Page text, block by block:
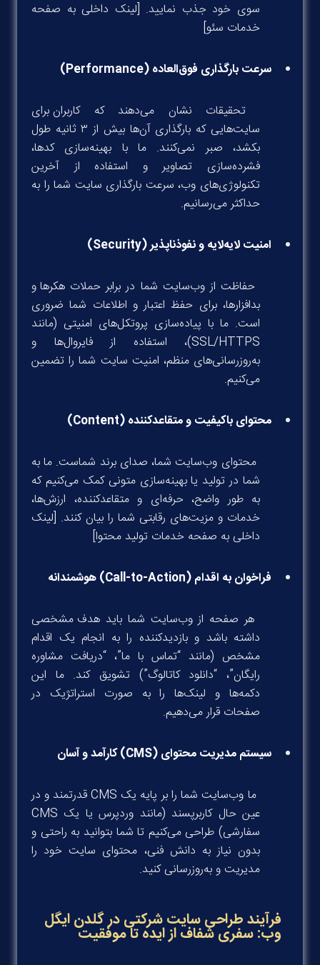
سوی خود جذب نمایید. [لینک داخلی به صفحه
خدمات سئو]
سرعت بارگذاری فوق‌العاده (Performance)
تحقیقات نشان می‌دهند که کاربران برای
سایت‌هایی که بارگذاری آن‌ها بیش از ۳ ثانیه طول
بکشد، صبر نمی‌کنند. ما با بهینه‌سازی کدها،
فشرده‌سازی تصاویر و استفاده از آخرین
تکنولوژی‌های وب، سرعت بارگذاری سایت شما را به
حداکثر می‌رسانیم.
امنیت لایه‌لایه و نفوذناپذیر (Security)
حفاظت از وب‌سایت شما در برابر حملات هکرها و
بدافزارها، برای حفظ اعتبار و اطلاعات شما ضروری
است. ما با پیاده‌سازی پروتکل‌های امنیتی (مانند
SSL/HTTPS)، استفاده از فایروال‌ها و
به‌روزرسانی‌های منظم، امنیت سایت شما را تضمین
می‌کنیم.
محتوای باکیفیت و متقاعدکننده (Content)
محتوای وب‌سایت شما، صدای برند شماست. ما به
شما در تولید یا بهینه‌سازی متونی کمک می‌کنیم که
به طور واضح، حرفه‌ای و متقاعدکننده، ارزش‌ها،
خدمات و مزیت‌های رقابتی شما را بیان کنند. [لینک
داخلی به صفحه خدمات تولید محتوا]
فراخوان به اقدام (Call-to-Action) هوشمندانه
هر صفحه از وب‌سایت شما باید هدف مشخصی
داشته باشد و بازدیدکننده را به انجام یک اقدام
مشخص (مانند “تماس با ما”، “دریافت مشاوره
رایگان”، “دانلود کاتالوگ”) تشویق کند. ما این
دکمه‌ها و لینک‌ها را به صورت استراتژیک در
صفحات قرار می‌دهیم.
سیستم مدیریت محتوای (CMS) کارآمد و آسان
ما وب‌سایت شما را بر پایه یک CMS قدرتمند و در
عین حال کاربرپسند (مانند وردپرس یا یک CMS
سفارشی) طراحی می‌کنیم تا شما بتوانید به راحتی و
بدون نیاز به دانش فنی، محتوای سایت خود را
مدیریت و به‌روزرسانی کنید.
فرآیند طراحی سایت شرکتی در گلدن ایگل
وب: سفری شفاف از ایده تا موفقیت